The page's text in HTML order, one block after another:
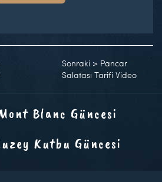
Sonraki > Pancar
Salatası Tarifi Video
Blanc Güncesi
Kutbu Güncesi